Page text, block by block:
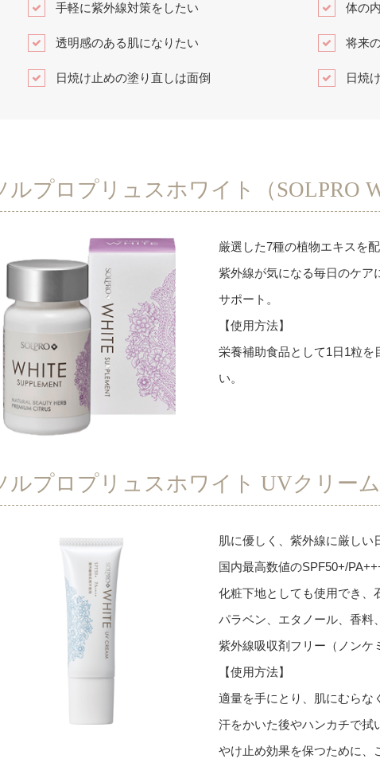
手軽に紫外線対策をしたい 体の
透明感のある肌になりたい 将来
日焼け止めの塗り直しは面倒 日焼
ルプロプリュスホワイト（SOLPRO
厳選した7種の植物エキスを
紫外線が気になる毎日のケア
サポート。
【使用方法】
栄養補助食品として1日1粒を
い。
ルプロプリュスホワイト UVクリーム
肌に優しく、紫外線に厳しい
国内最高数値のSPF50+/
化粧下地としても使用でき、
パラベン、エタノール、香料
紫外線吸収剤フリー（ノンケ
【使用方法】
適量を手にとり、肌にむらな
汗をかいた後やハンカチで拭
やけ止め効果を保つために、